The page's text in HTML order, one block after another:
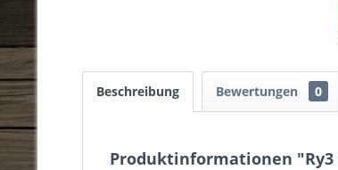
Beschreibung Bewertungen 0
Produktinformationen "Ry3